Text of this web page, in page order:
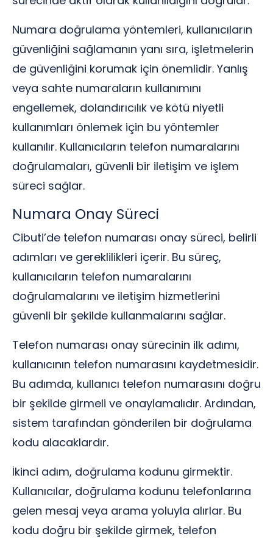
Numara doğrulama yöntemleri, kullanıcıların
güvenliğini sağlamanın yanı sıra, işletmelerin
de güvenliğini korumak için önemlidir. Yanlış
veya sahte numaraların kullanımını
engellemek, dolandırıcılık ve kötü niyetli
kullanımları önlemek için bu yöntemler
kullanılır. Kullanıcıların telefon numaralarını
doğrulamaları, güvenli bir iletişim ve işlem
süreci sağlar.
Numara Onay Süreci
Cibuti’de telefon numarası onay süreci, belirli
adımları ve gereklilikleri içerir. Bu süreç,
kullanıcıların telefon numaralarını
doğrulamalarını ve iletişim hizmetlerini
güvenli bir şekilde kullanmalarını sağlar.
Telefon numarası onay sürecinin ilk adımı,
kullanıcının telefon numarasını kaydetmesidir.
Bu adımda, kullanıcı telefon numarasını doğru
bir şekilde girmeli ve onaylamalıdır. Ardından,
sistem tarafından gönderilen bir doğrulama
kodu alacaklardır.
İkinci adım, doğrulama kodunu girmektir.
Kullanıcılar, doğrulama kodunu telefonlarına
gelen mesaj veya arama yoluyla alırlar. Bu
kodu doğru bir şekilde girmek, telefon